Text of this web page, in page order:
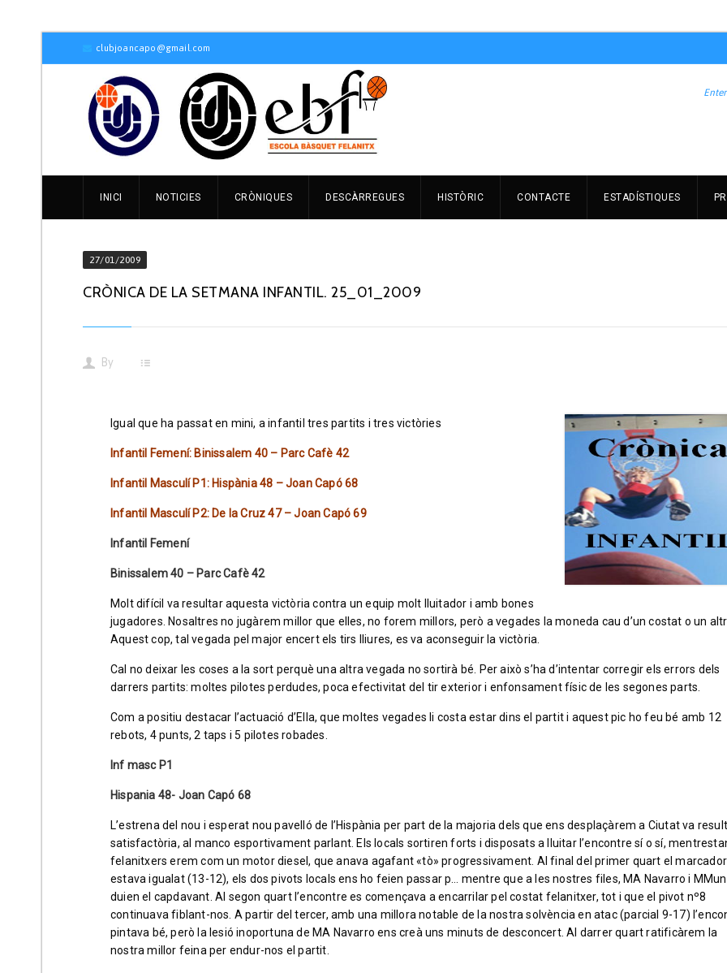
clubjoancapo@gmail.com
INICI NOTICIES CRÒNIQUES DESCÀRREGUES HISTÒRIC CONTACTE ESTADÍSTIQUES
27/01/2009
CRÒNICA DE LA SETMANA INFANTIL. 25_01_2009
By
Igual que ha passat en mini, a infantil tres partits i tres victòries
Infantil Femení: Binissalem 40 – Parc Cafè 42
Infantil Masculí P1: Hispània 48 – Joan Capó 68
Infantil Masculí P2: De la Cruz 47 – Joan Capó 69
Infantil Femení
Binissalem 40 – Parc Cafè 42
Molt difícil va resultar aquesta victòria contra un equip molt lluitador i amb bones
jugadores. Nosaltres no jugàrem millor que elles, no forem millors, però a vegades la moneda cau d’un costat o un
Aquest cop, tal vegada pel major encert els tirs lliures, es va aconseguir la victòria.
Cal no deixar les coses a la sort perquè una altra vegada no sortirà bé. Per això s’ha d’intentar corregir els errors dels
darrers partits: moltes pilotes perdudes, poca efectivitat del tir exterior i enfonsament físic de les segones parts.
Com a positiu destacar l’actuació d’Ella, que moltes vegades li costa estar dins el partit i aquest pic ho feu bé amb 12
rebots, 4 punts, 2 taps i 5 pilotes robades.
Inf masc P1
Hispania 48- Joan Capó 68
L’estrena del nou i esperat nou pavelló de l’Hispània per part de la majoria dels que ens desplaçàrem a Ciutat va
satisfactòria, al manco esportivament parlant. Els locals sortiren forts i disposats a lluitar l’encontre sí o sí,
felanitxers erem com un motor diesel, que anava agafant «tò» progressivament. Al final del primer quart el marcador
estava igualat (13-12), els dos pivots locals ens ho feien passar p… mentre que a les nostres files, MA Navarro i
duien el capdavant. Al segon quart l’encontre es començava a encarrilar pel costat felanitxer, tot i que el pivot nº8
continuava fiblant-nos. A partir del tercer, amb una millora notable de la nostra solvència en atac (parcial 9-17)
pintava bé, però la lesió inoportuna de MA Navarro ens creà uns minuts de desconcert. Al darrer quart ratificàrem la
nostra millor feina per endur-nos el partit.